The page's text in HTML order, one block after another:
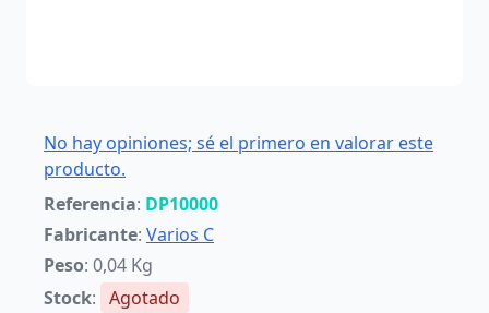
No hay opiniones; sé el primero en valorar este
producto.
Referencia: DP10000
Fabricante: Varios C
Peso: 0,04 Kg
Stock: Agotado